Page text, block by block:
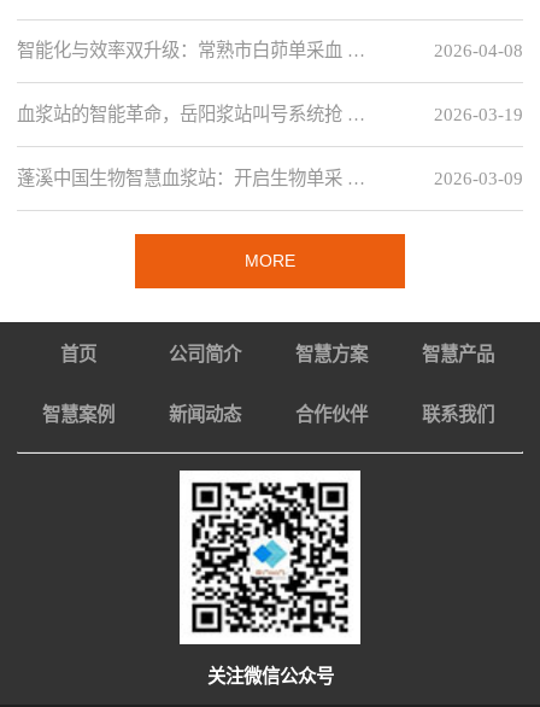
2026-04-08
智能化与效率双升级：常熟市白茆单采血 …
2026-03-19
血浆站的智能革命，岳阳浆站叫号系统抢 …
2026-03-09
蓬溪中国生物智慧血浆站：开启生物单采 …
MORE
首页 公司简介 智慧方案 智慧产品
智慧案例 新闻动态 合作伙伴 联系我们
关注微信公众号